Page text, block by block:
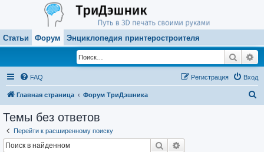
Статьи Форум Энциклопедия принтеростроителя
Поиск
FAQ Вход
Регистрация
Главная страница Форум ТриДэшника
Темы без ответов
Перейти к расширенному поиску
Поиск